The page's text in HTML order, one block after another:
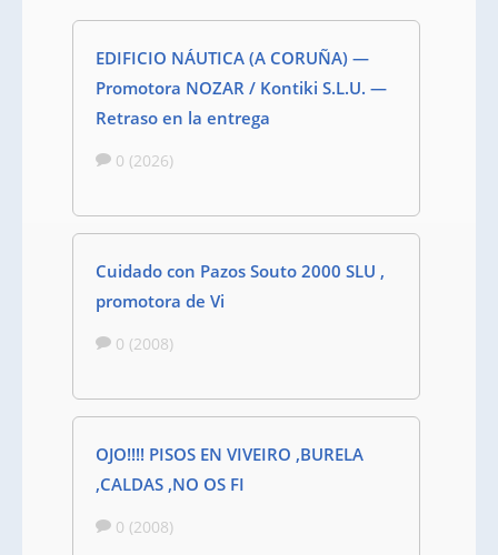
EDIFICIO NÁUTICA (A CORUÑA) —
Promotora NOZAR / Kontiki S.L.U. —
Retraso en la entrega
0 (2026)
Cuidado con Pazos Souto 2000 SLU ,
promotora de Vi
0 (2008)
OJO!!!! PISOS EN VIVEIRO ,BURELA
,CALDAS ,NO OS FI
0 (2008)